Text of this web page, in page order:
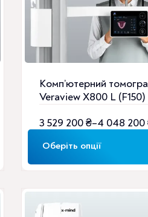
Комп’ютерний
Veraview X800 L
3 529 200₴–4 048 200
Діапазон
цін:
3
до
Оберіть опції
сторінці
товар